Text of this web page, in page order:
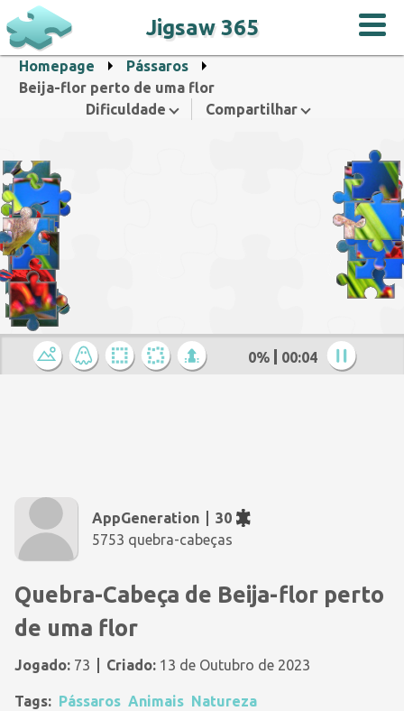
Jigsaw 365
Homepage
Pássaros
Beija-flor perto de uma flor
Dificuldade
Compartilhar
0% 00:05
AppGeneration
30
5753 quebra-cabeças
Quebra-Cabeça de Beija-flor perto
de uma flor
Jogado: 73 Criado: 13 de Outubro de 2023
Tags: Pássaros Animais Natureza